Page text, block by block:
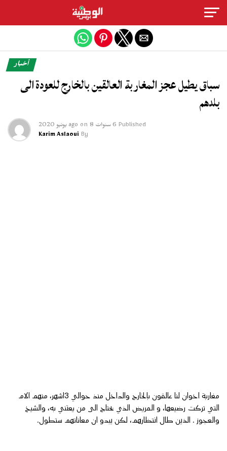
أخبار
سباق يطيل عجز المغاربة العالقين بالخارج للعودة الى
بلدهم
Published 6 سنوات ago on 8 يونيو 2020
By
Karim Aslaoui
مغاربة اخوان لنا عالقون بالخارج والداخل منذ حوالي 3اشهر، منهم الام
التي تركت رضيعها، و المريض الذي يحتاج الى من يعتني به، والشيخ
والعجوز . الذين طال انتظارهم، لكن يبدو ان معاناتهم ستطول.
Exit mobile version